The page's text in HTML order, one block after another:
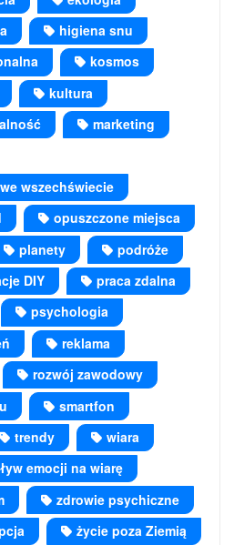
higiena snu
kosmos
kultura
marketing
wszechświecie
opuszczone miejsca
planety
podróże
DIY
praca zdalna
psychologia
reklama
rozwój zawodowy
smartfon
trendy
wiara
emocji na wiarę
zdrowie psychiczne
życie poza Ziemią